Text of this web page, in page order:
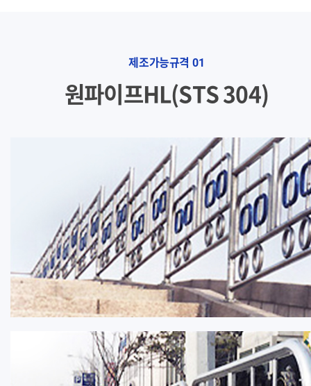
제조가능규격 01
원파이프HL(STS 304)